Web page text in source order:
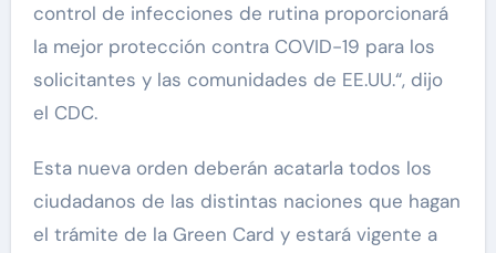
control de infecciones de rutina proporcionará
la mejor protección contra COVID-19 para los
solicitantes y las comunidades de EE.UU.“, dijo
el CDC.
Esta nueva orden deberán acatarla todos los
ciudadanos de las distintas naciones que hagan
el trámite de la Green Card y estará vigente a